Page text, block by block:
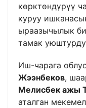
көрктөндүрүү
куруу
ыраазычылык
тамак
Иш-чарага
Жээнбеков,
Мелисбек ажы
аталган